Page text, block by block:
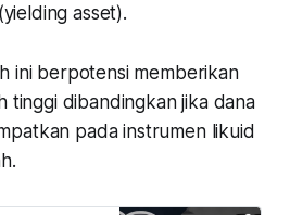
yielding asset).
ini berpotensi memberikan
tinggi dibandingkan jika dana
pada instrumen likuid